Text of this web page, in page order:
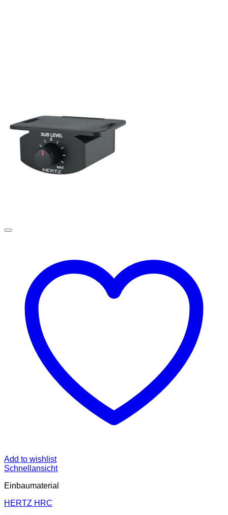
Add to wishlist
Schnellansicht
Einbaumaterial
HERTZ HRC